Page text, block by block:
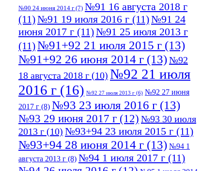
№90 24 июня 2014 г (7) №91 16 августа 2018 г
(11)№91 19 июля 2016 г (11)№91 24
июня 2017 г (11)№91 25 июля 2013 г
(11)№91+92 21 июля 2015 г (13)
№91+92 26 июня 2014 г (13)№92
18 августа 2018 г (10) №92 21 июля
2016 г (16) №92 27 июля 2013 г (6) №92 27 июня
2017 г (8) №93 23 июля 2016 г (13)
№93 29 июня 2017 г (12) №93 30 июля
2013 г (10) №93+94 23 июля 2015 г (11)
№93+94 28 июня 2014 г (13) №94 1
августа 2013 г (8) №94 1 июля 2017 г (11)